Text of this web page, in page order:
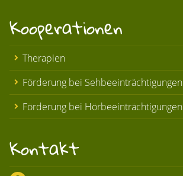
Kooperationen
Therapien
Förderung bei Sehbeeinträchtigungen
Förderung bei Hörbeeinträchtigungen
Kontakt